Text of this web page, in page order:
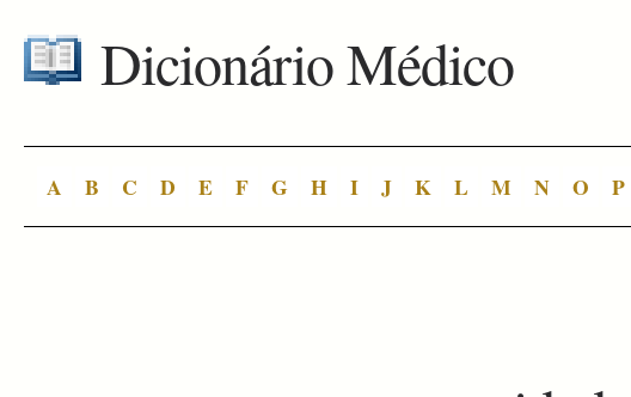
Dicionário Médico
A B C D E F G H I J K L M N O P